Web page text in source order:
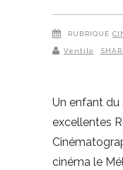
RUBRIQUE
Ventilo
Un enfant
excellentes
cinéma le